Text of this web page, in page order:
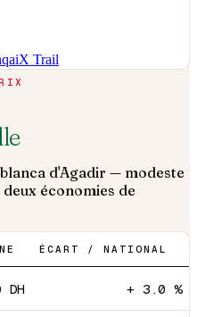
X Trail
d'Agadir — modeste
économies de
ÉCART / NATIONAL
DH + 3.0 %